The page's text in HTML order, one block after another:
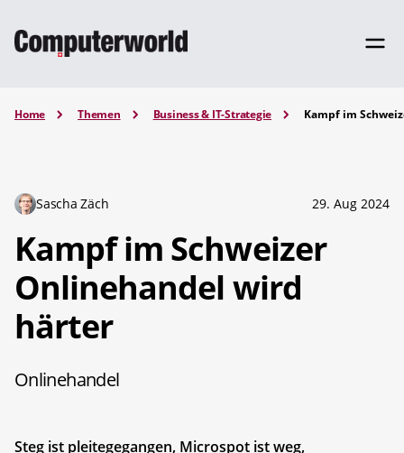
Home Themen Business & IT-Strategie Kampf im
Sascha Zäch 29. Aug 2024
Kampf im Schweizer
Onlinehandel wird
härter
Onlinehandel
Steg ist pleitegegangen, Microspot ist weg,